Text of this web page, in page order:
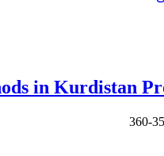
in Kurdistan